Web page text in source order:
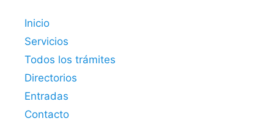
Inicio
Servicios
Todos los trámites
Directorios
Entradas
Contacto